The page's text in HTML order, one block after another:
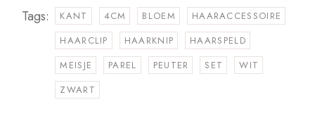
Tags:
KANT 4CM BLOEM
HAARACCESSOIRE
HAARCLIP
HAARKNIP
HAARSPELD
MEISJE
PAREL PEUTER SET
WIT
ZWART